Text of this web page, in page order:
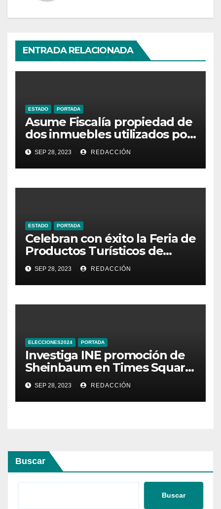
ENTRADA RELACIONADA
ESTADO PORTADA
Asume Fiscalía propiedad de
dos inmuebles utilizados por
la delincuencia
SEP 28, 2023 REDACCIÓN
ESTADO PORTADA
Celebran con éxito la Feria de
Productos Turísticos de
Guanajuato
SEP 28, 2023 REDACCIÓN
ELECCIONES2024 PORTADA
Investiga INE promoción de
Sheinbaum en Times Square
de Nueva York
SEP 28, 2023 REDACCIÓN
Buscar
Buscar